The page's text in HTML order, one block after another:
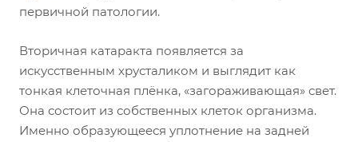
первичной патологии.
Вторичная катаракта появляется за
искусственным хрусталиком и выглядит как
тонкая клеточная плёнка, «загораживающая» свет.
Она состоит из собственных клеток организма.
Именно образующееся уплотнение на задней